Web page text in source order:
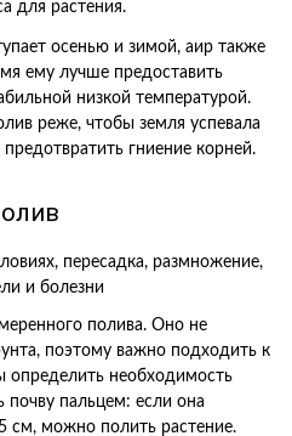
для растения.
осенью и зимой, аир также
ему лучше предоставить
низкой температурой.
реже, чтобы земля успевала
гниение корней.
полива. Оно не
поэтому важно подходить к
необходимость
почву пальцем: если она
см, можно полить растение.